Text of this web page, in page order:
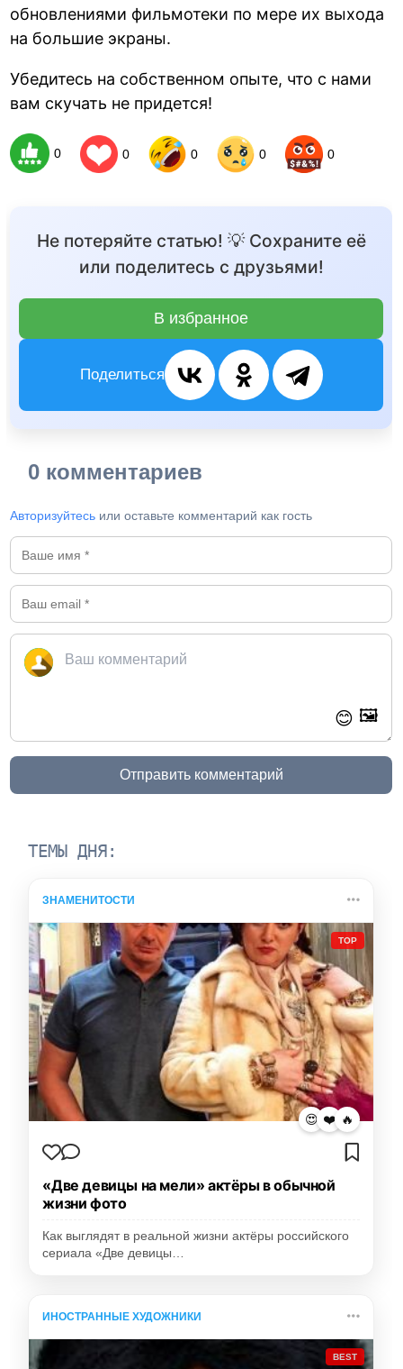
обновлениями фильмотеки по мере их выхода
на большие экраны.
Убедитесь на собственном опыте, что с нами
вам скучать не придется!
0 0 0 0 0
Не потеряйте статью! 💡 Сохраните её
или поделитесь с друзьями!
В избранное
Поделиться
0 комментариев
Авторизуйтесь или оставьте комментарий как гость
😊 🖼️
Отправить комментарий
ТЕМЫ ДНЯ:
ЗНАМЕНИТОСТИ
TOP
😍 ❤️ 🔥
«Две девицы на мели» актёры в обычной
жизни фото
Как выглядят в реальной жизни актёры российского
сериала «Две девицы…
ИНОСТРАННЫЕ ХУДОЖНИКИ
BEST